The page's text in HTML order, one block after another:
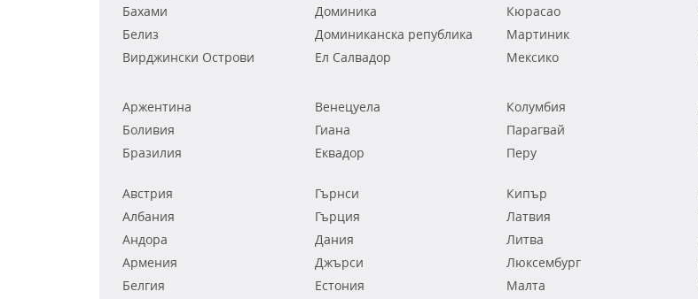
Бахами
Белиз
Вирджински Острови
Доминика
Доминиканска република
Ел Салвадор
Кюрасао
Мартиник
Мексико
Аржентина
Боливия
Бразилия
Венецуела
Гиана
Еквадор
Колумбия
Парагвай
Перу
Австрия
Албания
Андора
Армения
Белгия
Гърнси
Гърция
Дания
Джърси
Естония
Кипър
Латвия
Литва
Люксембург
Малта